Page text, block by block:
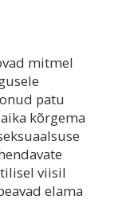
mitmel
patu
kõrgema
viisil
elama